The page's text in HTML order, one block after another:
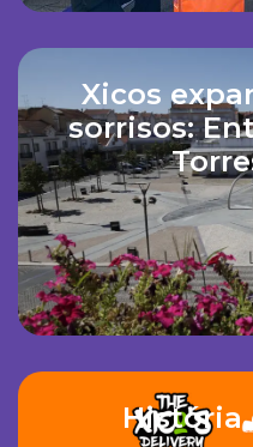
Xicos
sorrisos:
História